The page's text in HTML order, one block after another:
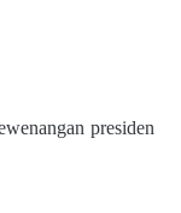
presiden